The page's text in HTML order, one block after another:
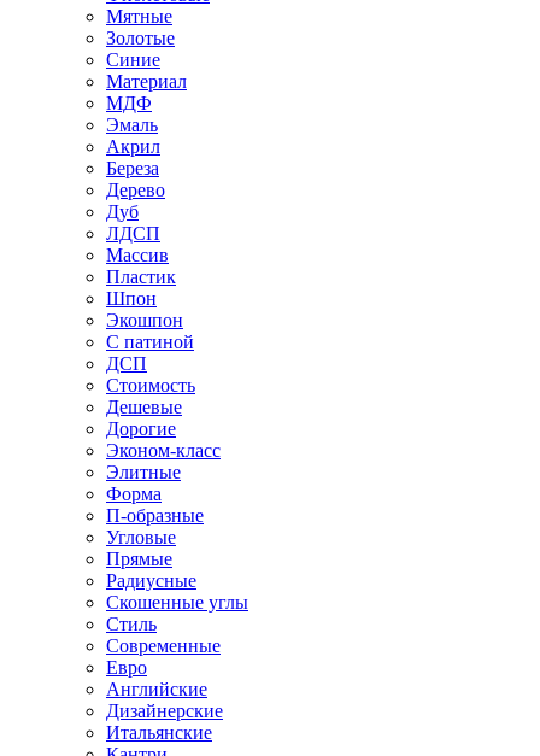
Мятные
Золотые
Синие
Материал
МДФ
Эмаль
Акрил
Береза
Дерево
Дуб
ЛДСП
Массив
Пластик
Шпон
Экошпон
С патиной
ДСП
Стоимость
Дешевые
Дорогие
Эконом-класс
Элитные
Форма
П-образные
Угловые
Прямые
Радиусные
Скошенные углы
Стиль
Современные
Евро
Английские
Дизайнерские
Итальянские